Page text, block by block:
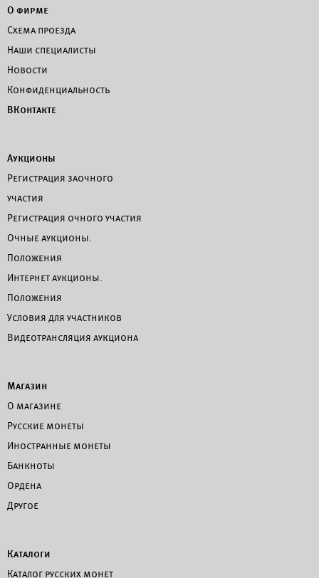
О фирме
Схема проезда
Наши специалисты
Новости
Конфиденциальность
ВКонтакте
Аукционы
Регистрация заочного
участия
Регистрация очного участия
Очные аукционы.
Положения
Интернет аукционы.
Положения
Условия для участников
Видеотрансляция аукциона
Магазин
О магазине
Русские монеты
Иностранные монеты
Банкноты
Ордена
Другое
Каталоги
Каталог русских монет